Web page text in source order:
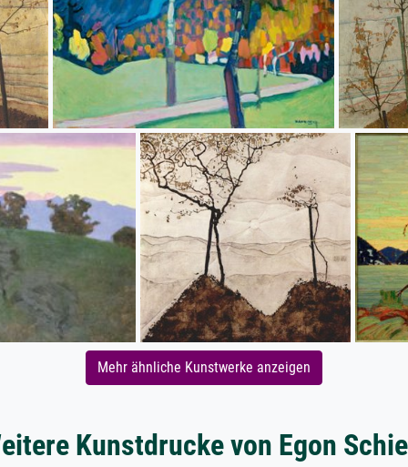
Mehr ähnliche Kunstwerke anzeigen
Kunstdrucke von Egon